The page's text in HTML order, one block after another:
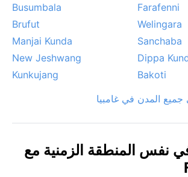
Farafenni
Busumbala
Welingara
Brufut
Sanchaba
Manjai Kunda
Dippa
New Jeshwang
Bakoti
Kunkujang
المدن في غامبيا
نفس المنطقة الزمنية مع